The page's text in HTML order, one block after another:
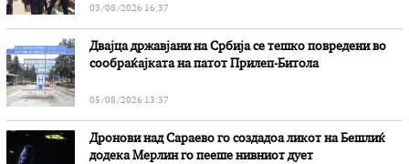
03/08/2026 16:37
Двајца државјани на Србија се тешко повредени во
сообраќајката на патот Прилеп-Битола
05/08/2026 13:37
Дронови над Сараево го создадоа ликот на Бешлиќ
додека Мерлин го пееше нивниот дует